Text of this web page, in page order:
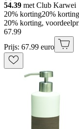
54.39 met Club Karwei
20% korting20% korting
20% korting,
67.99
Prijs: 67.99 euro